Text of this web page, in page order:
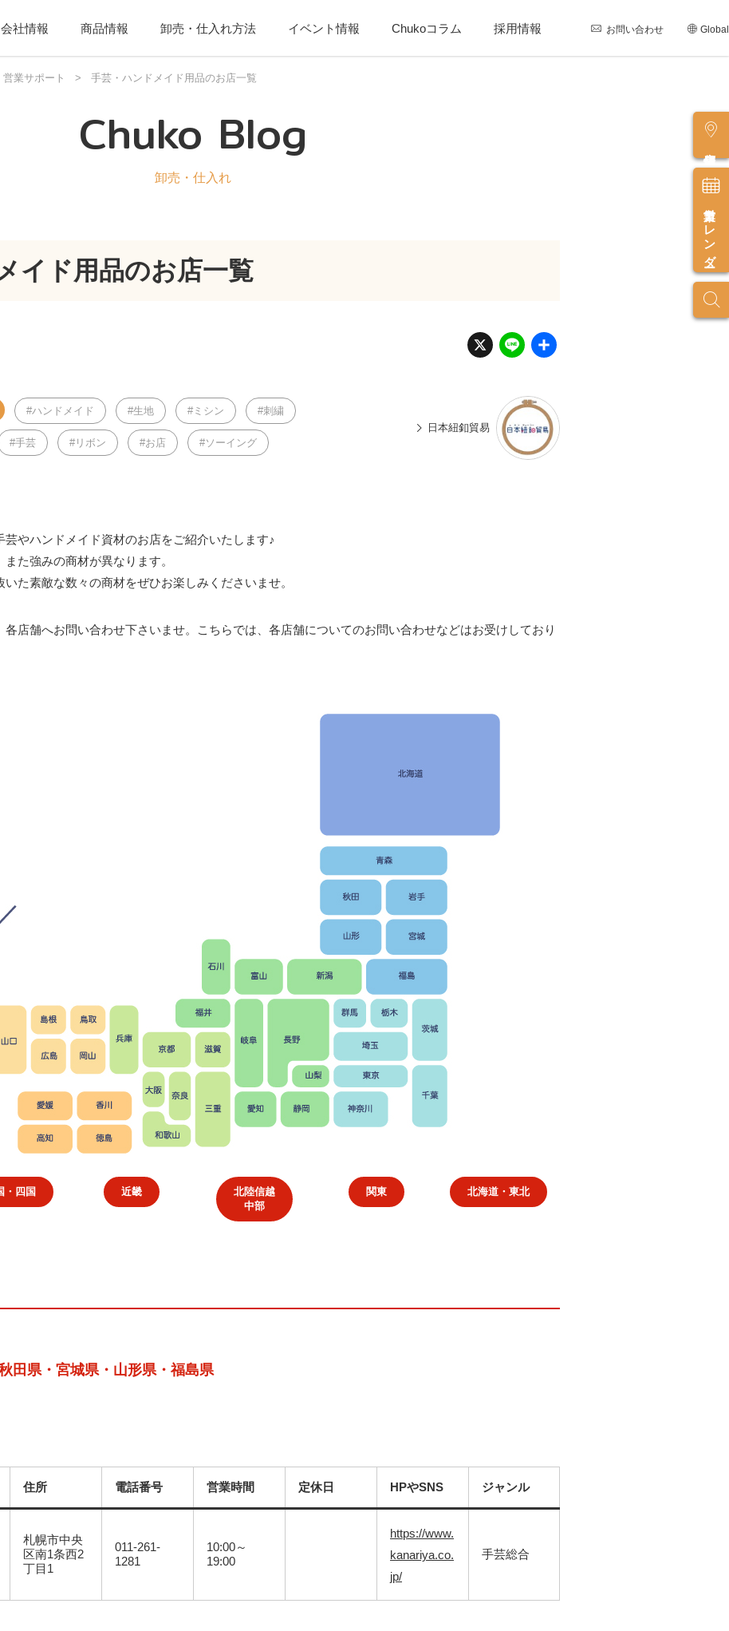
会社情報 商品情報 卸売・仕入れ方法 イベント情報 Chukoコラム 採用情報 お問い合わせ Global
営業カレンダー
営業サポート > 手芸・ハンドメイド用品のお店一覧
Chuko Blog
卸売・仕入れ
イド用品のお店一覧
X Li
n
e
ハンドメイド 生地 ミシン 刺繍
手芸 リボン お店 ソーイング
日本紐釦貿易
やハンドメイド資材のお店をご紹介いたします♪
た強みの商材が異なります。
た素敵な数々の商材をぜひお楽しみくださいませ。
店舗へお問い合わせ下さいませ。こちらでは、各店舗についてのお問い合わせなどはお受けしており
・四国 近畿
北陸信越
中部
関東 北海道・東北
田県・宮城県・山形県・福島県
住所 電話番号 営業時間 定休日 HPやSNS ジャンル
札幌市中央
区南1条西2
丁目1
011-261-
1281
10:00～
19:00
https://www.
kanariya.co.
jp/
手芸総合